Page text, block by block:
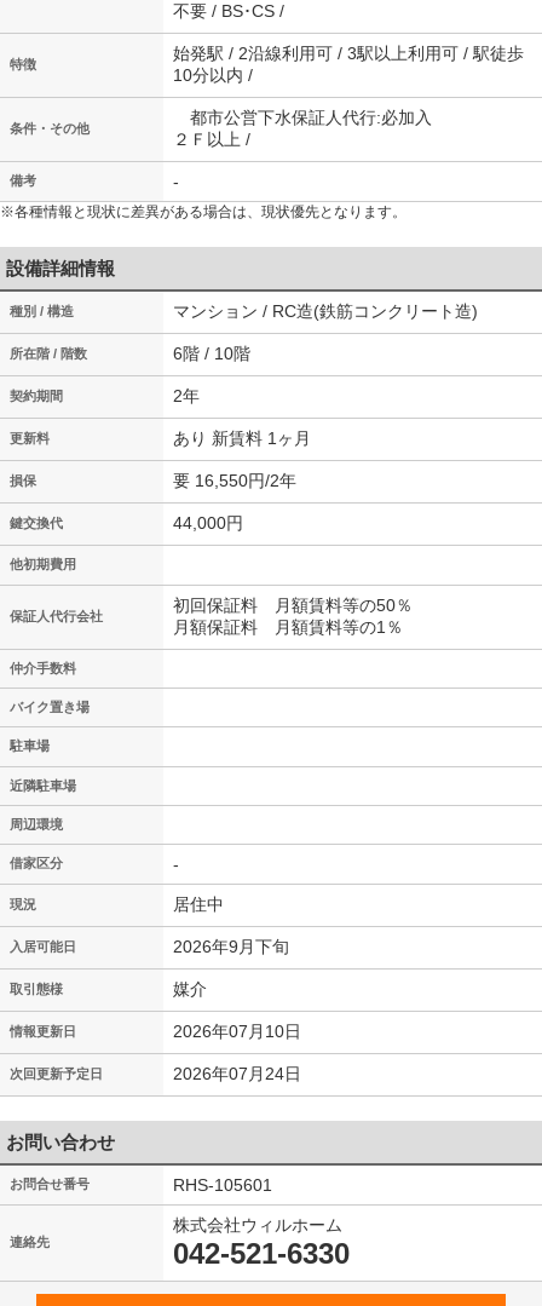
不要 / BS･CS /
特徴
始発駅 / 2沿線利用可 / 3駅以上利用可 / 駅徒歩
10分以内 /
条件・その他
都市公営下水保証人代行:必加入
２Ｆ以上 /
備考 -
※各種情報と現状に差異がある場合は、現状優先となります。
設備詳細情報
種別 / 構造 マンション / RC造(鉄筋コンクリート造)
所在階 / 階数 6階 / 10階
契約期間 2年
更新料 あり 新賃料 1ヶ月
損保 要 16,550円/2年
鍵交換代 44,000円
他初期費用
保証人代行会社
初回保証料 月額賃料等の50％
月額保証料 月額賃料等の1％
仲介手数料
バイク置き場
駐車場
近隣駐車場
周辺環境
借家区分 -
現況 居住中
入居可能日 2026年9月下旬
取引態様 媒介
情報更新日 2026年07月10日
次回更新予定日 2026年07月24日
お問い合わせ
お問合せ番号 RHS-105601
連絡先
株式会社ウィルホーム
042-521-6330